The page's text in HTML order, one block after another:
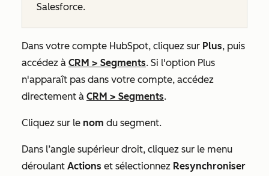
Salesforce.
Dans votre compte HubSpot, cliquez sur Plus, puis
accédez à CRM > Segments. Si l'option Plus
n'apparaît pas dans votre compte, accédez
directement à CRM > Segments.
Cliquez sur le nom du segment.
Dans l’angle supérieur droit, cliquez sur le menu
déroulant Actions et sélectionnez Resynchroniser